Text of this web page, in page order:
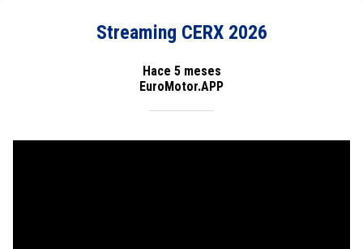
Streaming CERX 2026
Hace 5 meses
EuroMotor.APP